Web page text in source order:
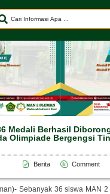
Medali Berhasil
Olimpiade Bergengsi
Berita Comment
Sebanyak 36 siswa MAN